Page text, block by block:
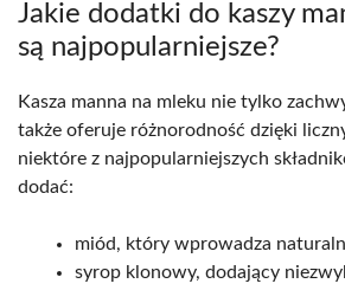
Jakie dodatki do kaszy
są najpopularniejsze?
Kasza manna na mleku nie tylko
także oferuje różnorodność dzięki
niektóre z najpopularniejszych
dodać:
miód, który wprowadza
syrop klonowy, dodający